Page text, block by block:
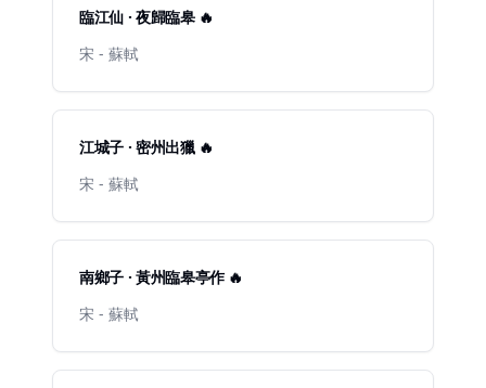
臨江仙 · 夜歸臨皋 🔥
宋 - 蘇軾
江城子 · 密州出獵 🔥
宋 - 蘇軾
南鄉子 · 黃州臨皋亭作 🔥
宋 - 蘇軾